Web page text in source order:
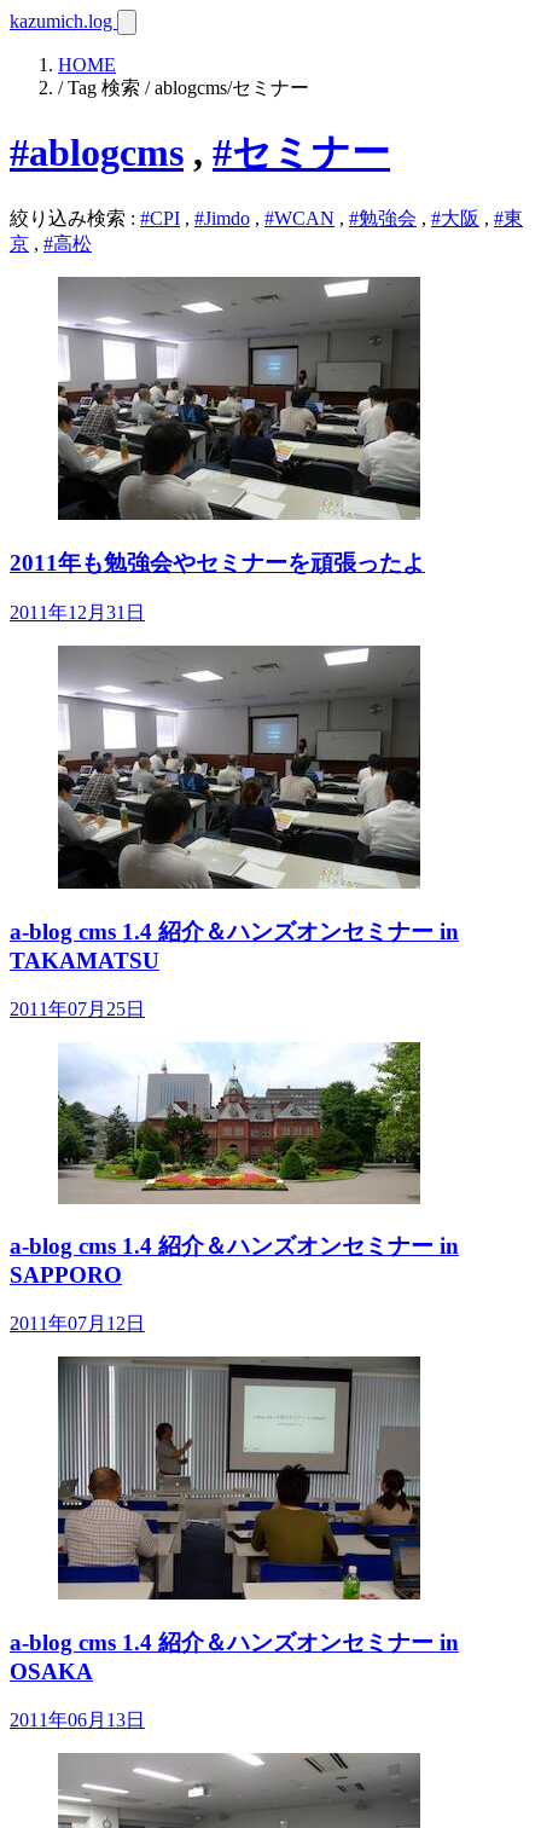
kazumich.log
HOME
/ Tag 検索 / ablogcms/セミナー
#ablogcms , #セミナー
絞り込み検索 : #CPI , #Jimdo , #WCAN , #勉強会 , #大阪 , #東
京 , #高松
2011年も勉強会やセミナーを頑張ったよ
2011年12月31日
a-blog cms 1.4 紹介＆ハンズオンセミナー in
TAKAMATSU
2011年07月25日
a-blog cms 1.4 紹介＆ハンズオンセミナー in
SAPPORO
2011年07月12日
a-blog cms 1.4 紹介＆ハンズオンセミナー in
OSAKA
2011年06月13日